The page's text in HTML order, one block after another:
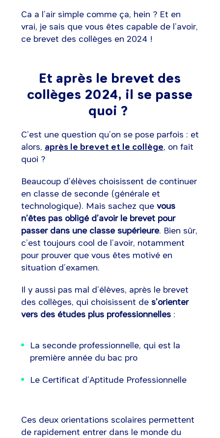
Ca a l’air simple comme ça, hein ? Et en
vrai, je sais que vous êtes capable de l’avoir,
ce brevet des collèges en 2024 !
Et après le brevet des
collèges 2024, il se passe
quoi ?
C’est une question qu’on se pose parfois : et
alors, après le brevet et le collège, on fait
quoi ?
Beaucoup d’élèves choisissent de continuer
en classe de seconde (générale et
technologique). Mais sachez que vous
n’êtes pas obligé d’avoir le brevet pour
passer dans une classe supérieure. Bien sûr,
c’est toujours cool de l’avoir, notamment
pour prouver que vous êtes motivé en
situation d’examen.
Il y aussi pas mal d’élèves, après le brevet
des collèges, qui choisissent de s’orienter
vers des études plus professionnelles:
La seconde professionnelle, qui est la
première année du bac pro
Le Certificat d’Aptitude Professionnelle
Ces deux orientations scolaires permettent
de rapidement entrer dans le monde du